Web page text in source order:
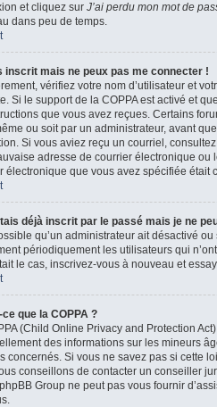
et cliquez sur J’ai perdu mon mot de
dans peu de temps.
inscrit mais ne peux pas me connecter !
vérifiez votre nom d’utilisateur et
Si le support de la COPPA est activé et
que vous avez reçues. Certains
ou soit par un administrateur, avant
Si vous aviez reçu un courriel,
adresse de courrier électronique ou
électronique que vous avez spécifiée était
déjà inscrit par le passé mais je ne
qu’un administrateur ait désactivé
périodiquement les utilisateurs qui
le cas, inscrivez-vous à nouveau et
ce que la COPPA ?
(Child Online Privacy and Protection
des informations sur les mineurs
concernés. Si vous ne savez pas si cette
conseillons de contacter un conseiller
Group ne peut pas vous fournir